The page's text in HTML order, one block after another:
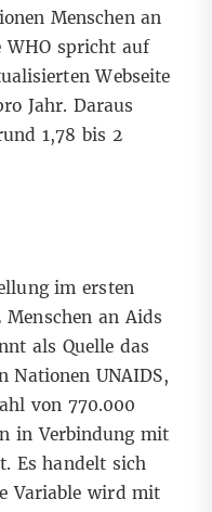
Menschen an
WHO spricht auf
Webseite
Jahr. Daraus
1,78 bis 2
im ersten
Menschen an Aids
als Quelle das
Nationen UNAIDS,
von 770.000
in Verbindung mit
Es handelt sich
Variable wird mit